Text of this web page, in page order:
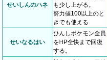
せいしんのハネ
も少し上がる。
努力値100以上のと
きでも使える
せいなるはい
ひんしポケモン全員
をHP全快まで回復
する。